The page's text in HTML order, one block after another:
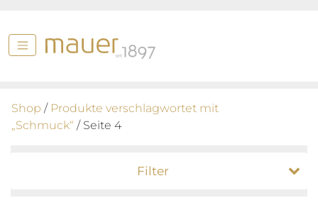
Shop / Produkte verschlagwortet mit
„Schmuck“ / Seite 4
Filter